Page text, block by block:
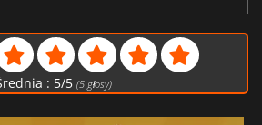
: 5/5 (5głosy)